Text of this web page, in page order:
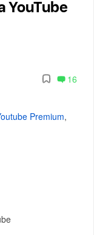
YouTube
16
Premium,